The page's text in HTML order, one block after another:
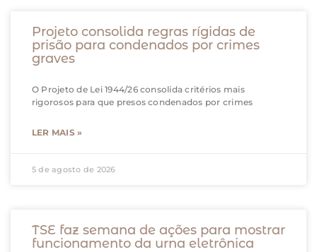
Projeto consolida regras rígidas de
prisão para condenados por crimes
graves
O Projeto de Lei 1944/26 consolida critérios mais
rigorosos para que presos condenados por crimes
LER MAIS »
5 de agosto de 2026
TSE faz semana de ações para mostrar
funcionamento da urna eletrônica